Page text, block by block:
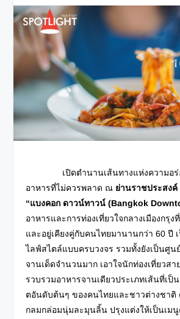
เปิดตำนานเส้นทางแห่งความอร่อ
อาหารที่ไม่ควรพลาด ณ ย่านราชประสงค์
“แบงคอก ดาวน์ทาวน์ (Bangkok
อาหารและการท่องเที่ยวใจกลางเมืองกรุ
และอยู่เคียงคู่กับคนไทยมานานกว่า 60 ปี
ไลฟ์สไตล์แบบครบวงจร รวมทั้งยังเป็นศูน
จานเด็ดจำนวนมาก เอาใจนักท่องเที่ยวสา
รวบรวมอาหารจานเดียวประเภทเส้นที่เป็
ตอันดับต้นๆ ของคนไทยและชาวต่างชาติ
กลมกล่อมนุ่มละมุนลิ้น ปรุงแต่งให้เป็นเม